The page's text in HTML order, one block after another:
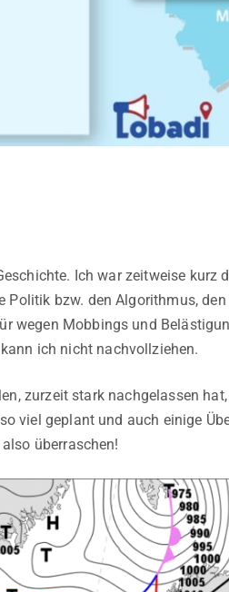
Ich war zeitweise kurz
bzw. den Algorithmus,
wegen Mobbings und
ich nicht nachvollziehen.
zurzeit stark nachgelassen
viel geplant und auch einige
überraschen!